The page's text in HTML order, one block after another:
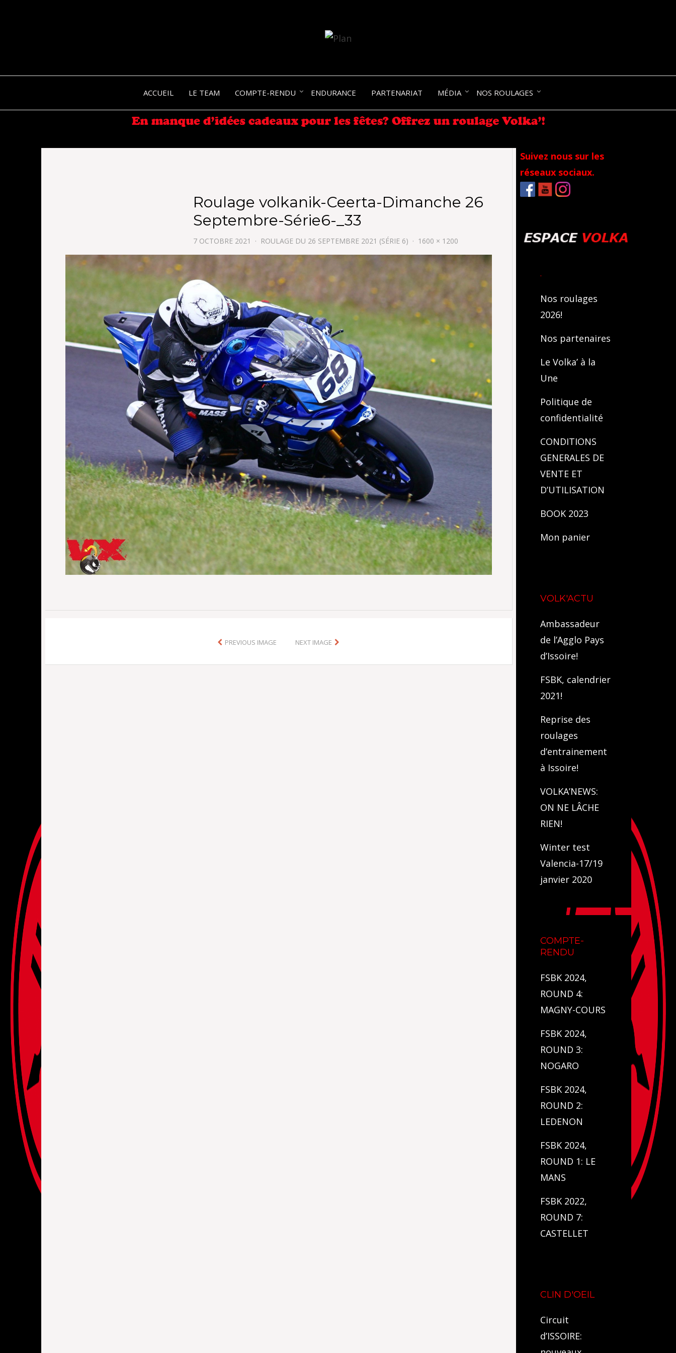
VOLKANIK-
ENDURANCE
ACCUEIL LE TEAM COMPTE-RENDU ENDURANCE PARTENARIAT MÉDIA NOS ROULAGES
Roulage volkanik-Ceerta-Dimanche 26
Septembre-Série6-_33
7 OCTOBRE 2021 ROULAGE DU 26 SEPTEMBRE 2021 (SÉRIE 6) 1600 × 1200
PREVIOUS IMAGE NEXT IMAGE
Suivez nous sur les
réseaux sociaux.
.
Nos roulages
2026!
Nos partenaires
Le Volka’ à la
Une
Politique de
confidentialité
CONDITIONS
GENERALES DE
VENTE ET
D’UTILISATION
BOOK 2023
Mon panier
VOLK'ACTU
Ambassadeur
de l’Agglo Pays
d’Issoire!
FSBK, calendrier
2021!
Reprise des
roulages
d’entrainement
à Issoire!
VOLKA’NEWS:
ON NE LÂCHE
RIEN!
Winter test
Valencia-17/19
janvier 2020
COMPTE-
RENDU
FSBK 2024,
ROUND 4:
MAGNY-COURS
FSBK 2024,
ROUND 3:
NOGARO
FSBK 2024,
ROUND 2:
LEDENON
FSBK 2024,
ROUND 1: LE
MANS
FSBK 2022,
ROUND 7:
CASTELLET
CLIN D'OEIL
Circuit
d’ISSOIRE: